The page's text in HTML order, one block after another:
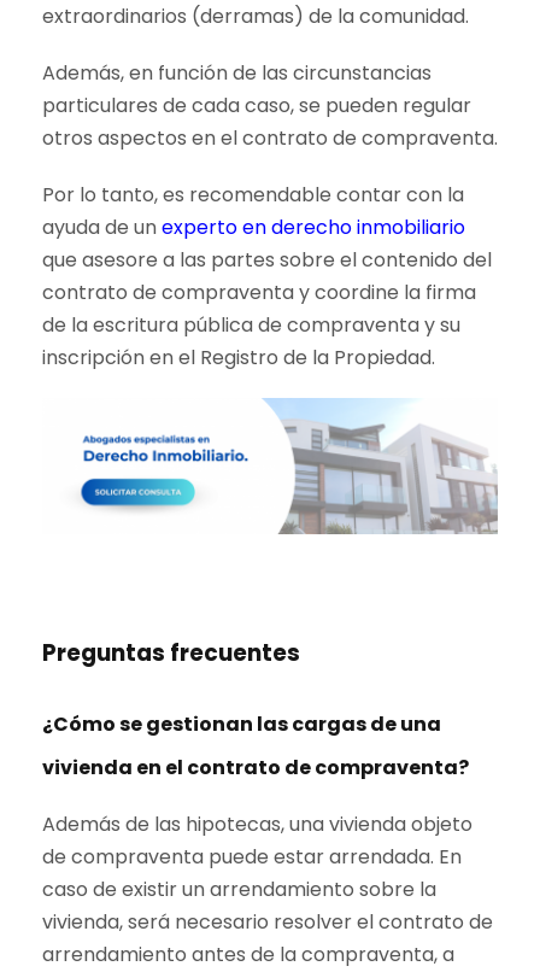
extraordinarios (derramas) de la comunidad.
Además, en función de las circunstancias
particulares de cada caso, se pueden regular
otros aspectos en el contrato de compraventa.
Por lo tanto, es recomendable contar con la
ayuda de unexperto en derecho inmobiliario
que asesore a las partes sobre el contenido del
contrato de compraventa y coordine la firma
de la escritura pública de compraventa y su
inscripción en el Registro de la Propiedad.
Preguntas frecuentes
¿Cómo se gestionan las cargas de una
vivienda en el contrato de compraventa?
Además de las hipotecas, una vivienda objeto
de compraventa puede estar arrendada. En
caso de existir un arrendamiento sobre la
vivienda, será necesario resolver el contrato de
arrendamiento antes de la compraventa, a